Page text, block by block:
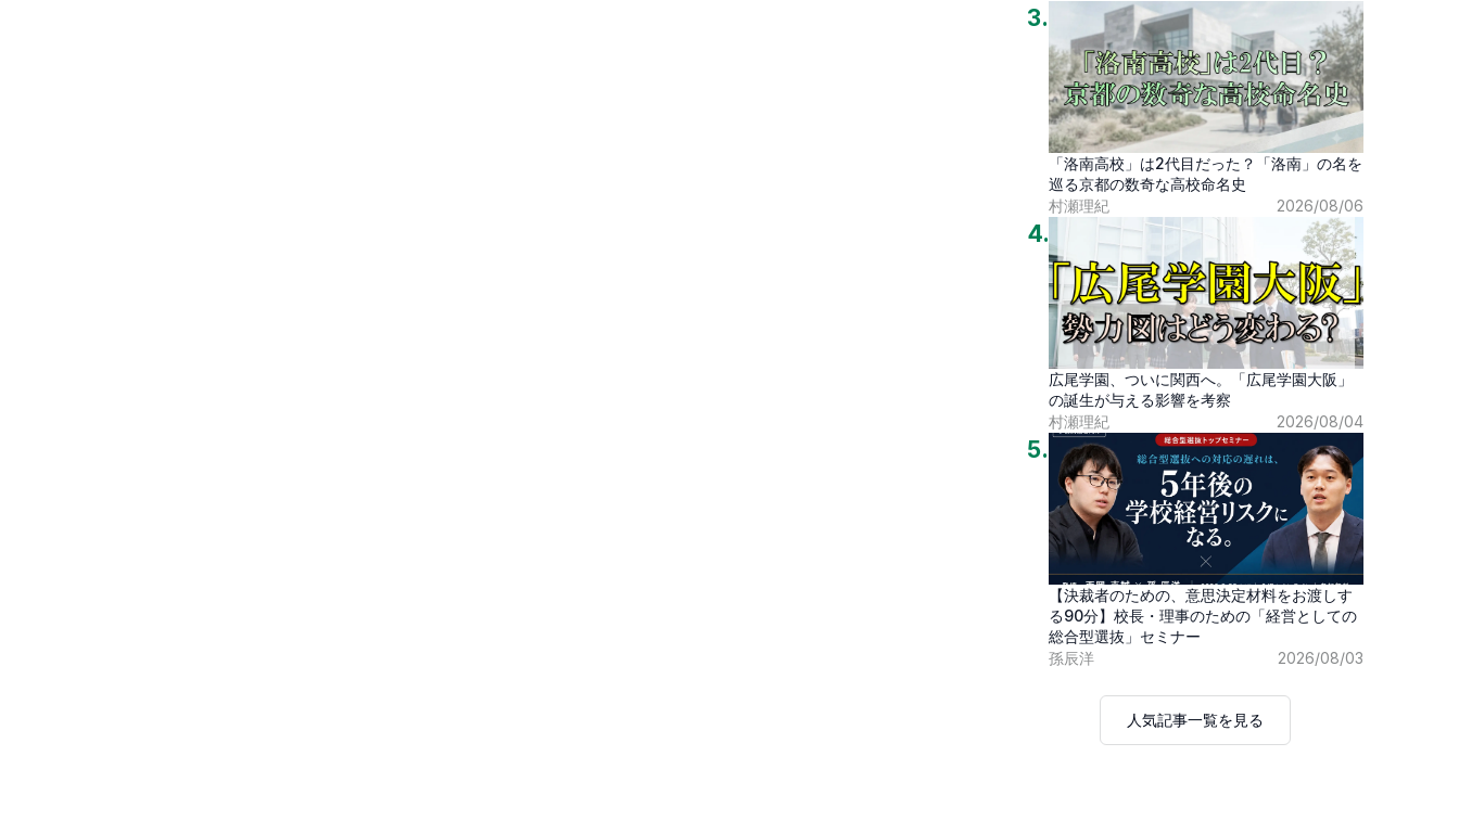
3.
「洛南高校」は2代目だった？「洛南」の名を
巡る京都の数奇な高校命名史
村瀬理紀
2026/08/06
4.
広尾学園、ついに関西へ。「広尾学園大阪」
の誕生が与える影響を考察
村瀬理紀
2026/08/04
5.
【決裁者のための、意思決定材料をお渡しす
る90分】校長・理事のための「経営としての
総合型選抜」セミナー
孫辰洋
2026/08/03
人気記事一覧を見る